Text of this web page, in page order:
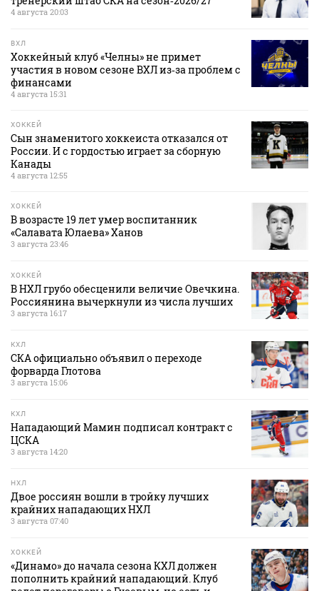
4 августа 20:03
ВХЛ
Хоккейный клуб «Челны» не примет
участия в новом сезоне ВХЛ из‑за проблем с
финансами
4 августа 15:31
ХОККЕЙ
Сын знаменитого хоккеиста отказался от
России. И с гордостью играет за сборную
Канады
4 августа 12:55
ХОККЕЙ
В возрасте 19 лет умер воспитанник
«Салавата Юлаева» Ханов
3 августа 23:46
ХОККЕЙ
В НХЛ грубо обесценили величие Овечкина.
Россиянина вычеркнули из числа лучших
3 августа 16:17
КХЛ
СКА официально объявил о переходе
форварда Глотова
3 августа 15:06
КХЛ
Нападающий Мамин подписал контракт с
ЦСКА
3 августа 14:20
НХЛ
Двое россиян вошли в тройку лучших
крайних нападающих НХЛ
3 августа 07:40
ХОККЕЙ
«Динамо» до начала сезона КХЛ должен
пополнить крайний нападающий. Клуб